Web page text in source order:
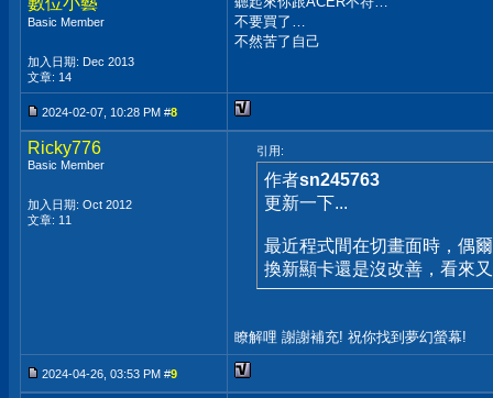
Basic Member
加入日期: Dec 2013
文章: 14
不要買了…
不然苦了自己
2024-02-07, 10:28 PM #8
Ricky776
Basic Member
加入日期: Oct 2012
文章: 11
引用:
作者sn245763
更新一下...
最近程式間在切畫面時，偶
換新顯卡還是沒改善，看來
瞭解哩 謝謝補充! 祝你找到夢幻螢幕!
2024-04-26, 03:53 PM #9